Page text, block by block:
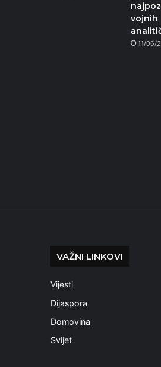
vojnih
11/06/
VAŽNI LINKOVI
Vijesti
Dijaspora
Domovina
Svijet